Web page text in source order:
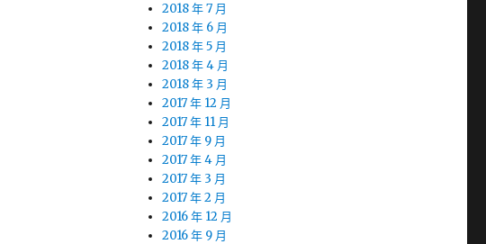
2018 年 7 月
2018 年 6 月
2018 年 5 月
2018 年 4 月
2018 年 3 月
2017 年 12 月
2017 年 11 月
2017 年 9 月
2017 年 4 月
2017 年 3 月
2017 年 2 月
2016 年 12 月
2016 年 9 月